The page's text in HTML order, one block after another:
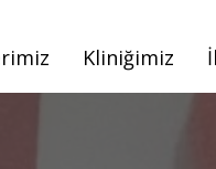
Kliniğimiz